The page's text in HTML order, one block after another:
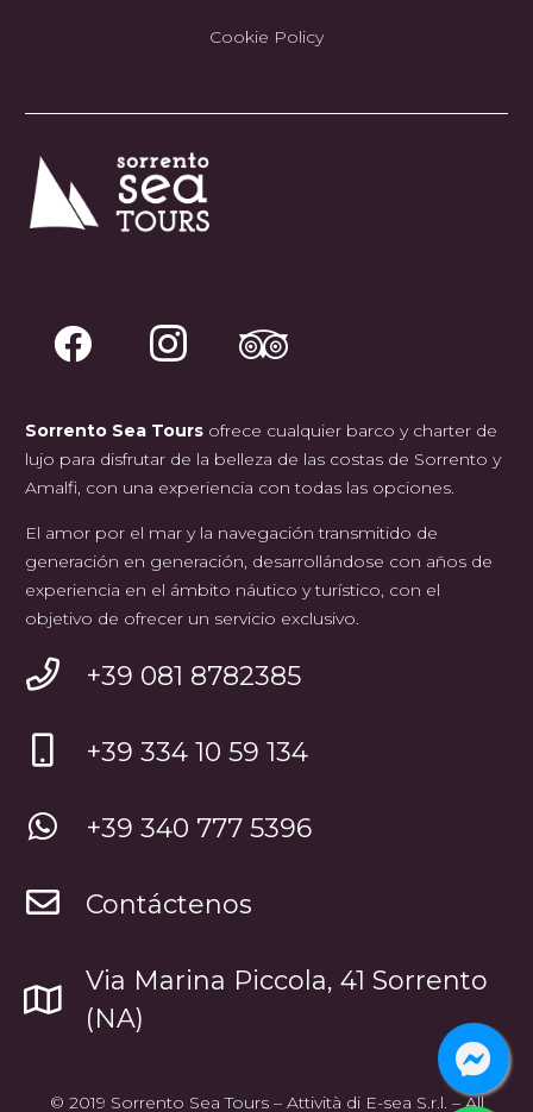
Cookie Policy
Sorrento Sea Tours ofrece cualquier barco y charter de
lujo para disfrutar de la belleza de las costas de Sorrento y
Amalfi, con una experiencia con todas las opciones.
El amor por el mar y la navegación transmitido de
generación en generación, desarrollándose con años de
experiencia en el ámbito náutico y turístico, con el
objetivo de ofrecer un servicio exclusivo.
+39 081 8782385
+39 334 10 59 134
+39 340 777 5396
Contáctenos
Via Marina Piccola, 41 Sorrento
(NA)
© 2019 Sorrento Sea Tours – Attività di E-sea S.r.l. – All